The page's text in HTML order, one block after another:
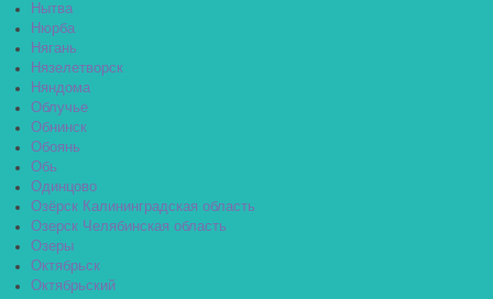
Нытва
Нюрба
Нягань
Нязелетворск
Няндома
Облучье
Обнинск
Обоянь
Обь
Одинцово
Озёрск Калининградская область
Озерск Челябинская область
Озеры
Октябрьск
Октябрьский